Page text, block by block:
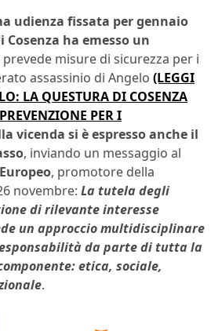
udienza fissata per gennaio
Cosenza ha emesso un
prevede misure di sicurezza per i
assassinio di Angelo (LEGGI
LA QUESTURA DI COSENZA
PER I
vicenda si è espresso anche il
, inviando un messaggio al
, promotore della
novembre: La tutela degli
di rilevante interesse
un approccio multidisciplinare
da parte di tutta la
etica, sociale,
.